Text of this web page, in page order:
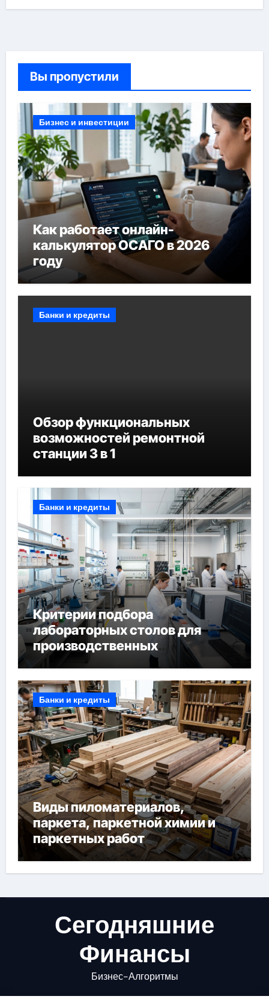
Вы пропустили
Бизнес и инвестиции
Как работает онлайн-
калькулятор ОСАГО в 2026
году
Банки и кредиты
Обзор функциональных
возможностей ремонтной
станции 3 в 1
Банки и кредиты
Критерии подбора
лабораторных столов для
производственных
лабораторий
Банки и кредиты
Виды пиломатериалов,
паркета, паркетной химии и
паркетных работ
Сегодняшние
Финансы
Бизнес-Алгоритмы